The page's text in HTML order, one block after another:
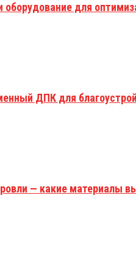
оборудование для
ДПК для
— какие материалы